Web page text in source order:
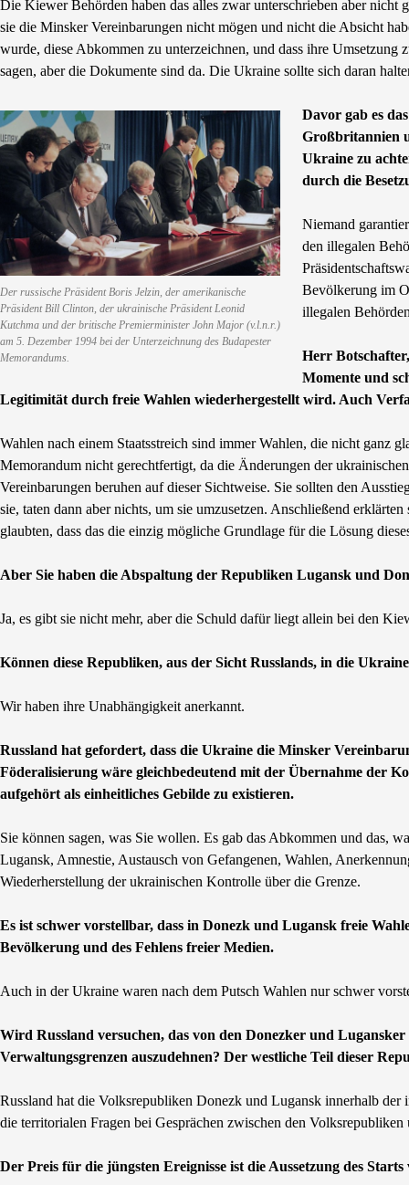
Die Kiewer Behörden haben das alles zwar unterschrieben aber nicht
sie die Minsker Vereinbarungen nicht mögen und nicht die Absicht
wurde, diese Abkommen zu unterzeichnen, und dass ihre
sagen, aber die Dokumente sind da. Die Ukraine sollte sich daran
Der russische Präsident Boris Jelzin, der amerikanische
Präsident Bill Clinton, der ukrainische Präsident Leonid
Kutchma und der britische Premierminister John Major (v.l.n.r.)
am 5. Dezember 1994 bei der Unterzeichnung des Budapester
Memorandums.
Davor gab es
Großbritannien
Ukraine zu
durch die
Niemand
den illegalen
Bevölkerung im
illegalen
Herr
Momente und
Legitimität durch freie Wahlen wiederhergestellt wird. Auch
Wahlen nach einem Staatsstreich sind immer Wahlen, die nicht ganz
Memorandum nicht gerechtfertigt, da die Änderungen der
Vereinbarungen beruhen auf dieser Sichtweise. Sie sollten den
sie, taten dann aber nichts, um sie umzusetzen. Anschließend
glaubten, dass das die einzig mögliche Grundlage für die Lösung
Aber Sie haben die Abspaltung der Republiken Lugansk und
Ja, es gibt sie nicht mehr, aber die Schuld dafür liegt allein bei den
Können diese Republiken, aus der Sicht Russlands, in die
Wir haben ihre Unabhängigkeit anerkannt.
Russland hat gefordert, dass die Ukraine die Minsker
Föderalisierung wäre gleichbedeutend mit der Übernahme der
aufgehört als einheitliches Gebilde zu existieren.
Sie können sagen, was Sie wollen. Es gab das Abkommen und das,
Lugansk, Amnestie, Austausch von Gefangenen, Wahlen,
Wiederherstellung der ukrainischen Kontrolle über die Grenze.
Es ist schwer vorstellbar, dass in Donezk und Lugansk freie
Bevölkerung und des Fehlens freier Medien.
Auch in der Ukraine waren nach dem Putsch Wahlen nur schwer
Wird Russland versuchen, das von den Donezker und
Verwaltungsgrenzen auszudehnen? Der westliche Teil dieser
Russland hat die Volksrepubliken Donezk und Lugansk innerhalb der
die territorialen Fragen bei Gesprächen zwischen den
Der Preis für die jüngsten Ereignisse ist die Aussetzung des